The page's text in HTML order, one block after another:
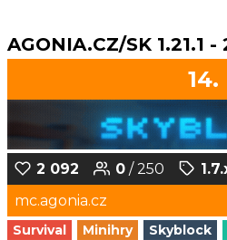
AGONIA.CZ/SK 1.21.1 -
14.
2 092 0 / 250
mc.agonia.cz
Survival Minihry Skyblock